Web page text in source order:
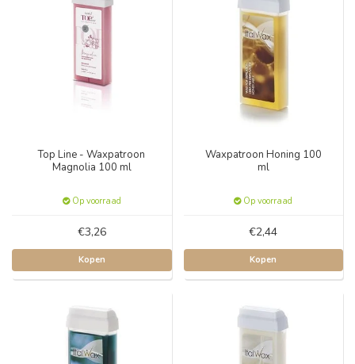
Top Line - Waxpatroon
Magnolia 100 ml
Op voorraad
€3,26
Kopen
Waxpatroon Honing 100
ml
Op voorraad
€2,44
Kopen